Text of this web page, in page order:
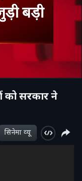
को सरकार ने
सिनेमा व्‍यू